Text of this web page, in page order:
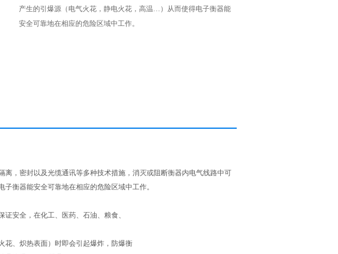
产生的引爆源（电气火花，静电火花，高温…）从而使得电子衡器能
安全可靠地在相应的危险区域中工作。
离，密封以及光缆通讯等多种技术措施，消灭或阻断衡器内电气线路中可
衡器能安全可靠地在相应的危险区域中工作。
安全，在化工、医药、石油、粮食、
花、炽热表面）时即会引起爆炸，防爆衡